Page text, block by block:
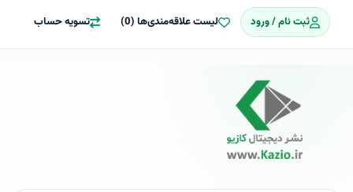
ثبت نام / ورود لیست علاقه‌مندی‌ها (0) تسویه حساب